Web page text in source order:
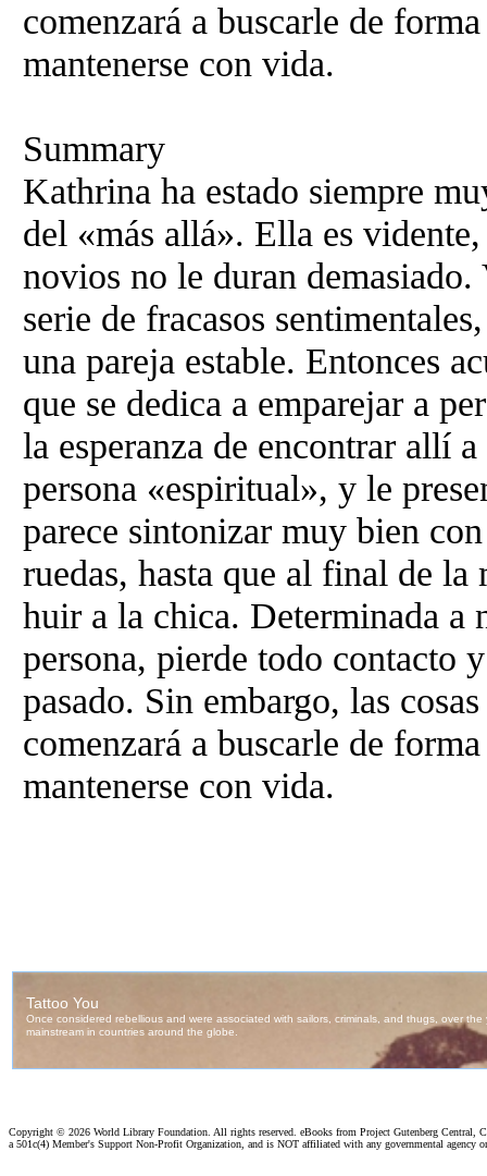
comenzará a buscarle de
mantenerse con vida.
Summary
Kathrina ha estado siempre
del «más allá». Ella es
novios no le duran demasiado.
serie de fracasos
una pareja estable. Entonces
que se dedica a emparejar a
la esperanza de encontrar allí
persona «espiritual», y le
parece sintonizar muy bien
ruedas, hasta que al final de
huir a la chica. Determinada a
persona, pierde todo contacto
pasado. Sin embargo, las
comenzará a buscarle de
mantenerse con vida.
Copyright © 2026 World Library Foundation. All rights reserved. eBooks from Project Gutenberg Central,
a 501c(4) Member's Support Non-Profit Organization, and is NOT affiliated with any governmental agency